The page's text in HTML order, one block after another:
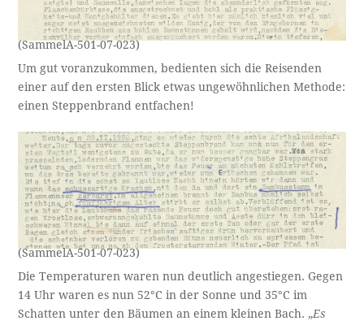
(SammelA-501-07-023)
Um gut voranzukommen, bedienten sich die Reisenden
einer auf den ersten Blick etwas ungewöhnlichen Methode:
einen Steppenbrand entfachen!
(SammelA-501-07-023)
Die Temperaturen waren nun deutlich angestiegen. Gegen
14 Uhr waren es nun 52°C in der Sonne und 35°C im
Schatten unter den Bäumen an einem kleinen Bach. „Es